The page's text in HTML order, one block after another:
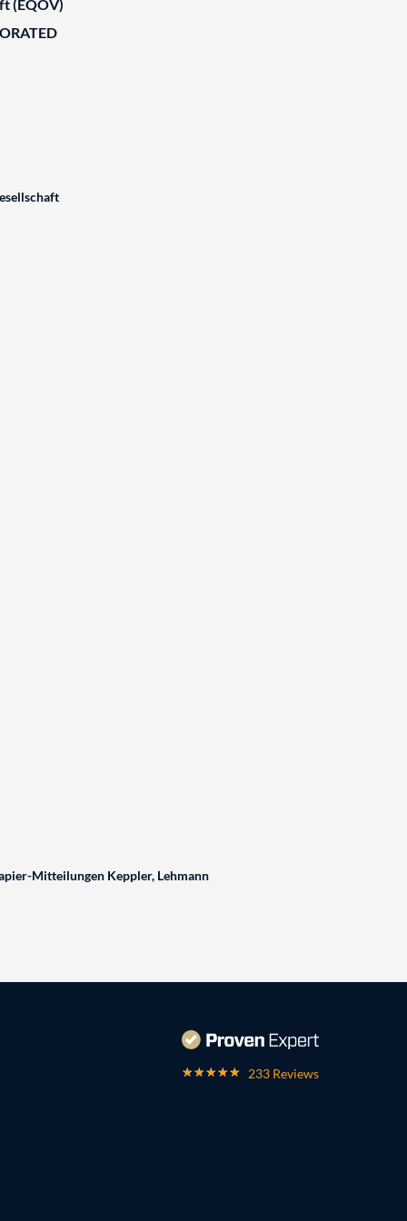
(EQOV)
Mitteilungen Keppler, Lehmann
233 Reviews